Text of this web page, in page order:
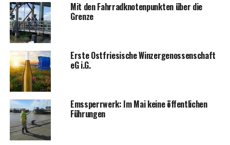
Mit den Fahr­rad­kno­ten­punk­ten über die
Grenze
Ers­te Ost­frie­si­sche Win­zer­ge­nos­sen­schaft
eG i.G.
Ems­sperr­werk: Im Mai kei­ne öffent­li­chen
Führungen